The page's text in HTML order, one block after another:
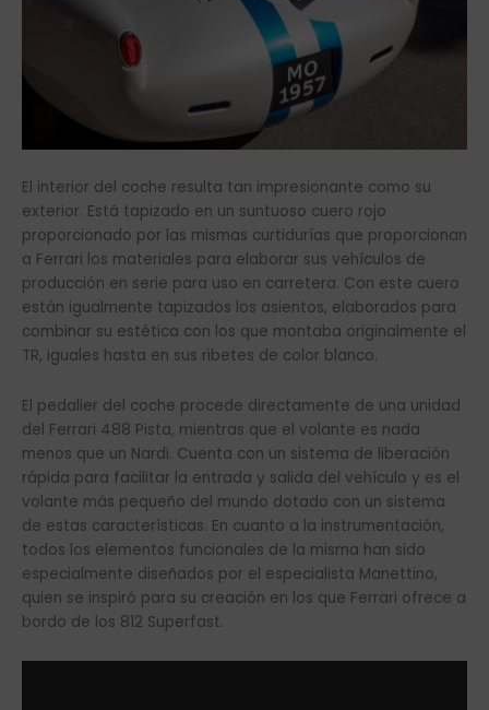
El interior del coche resulta tan impresionante como su
exterior. Está tapizado en un suntuoso cuero rojo
proporcionado por las mismas curtidurías que proporcionan
a Ferrari los materiales para elaborar sus vehículos de
producción en serie para uso en carretera. Con este cuero
están igualmente tapizados los asientos, elaborados para
combinar su estética con los que montaba originalmente el
TR, iguales hasta en sus ribetes de color blanco.
El pedalier del coche procede directamente de una unidad
del Ferrari 488 Pista, mientras que el volante es nada
menos que un Nardi. Cuenta con un sistema de liberación
rápida para facilitar la entrada y salida del vehículo y es el
volante más pequeño del mundo dotado con un sistema
de estas características. En cuanto a la instrumentación,
todos los elementos funcionales de la misma han sido
especialmente diseñados por el especialista Manettino,
quien se inspiró para su creación en los que Ferrari ofrece a
bordo de los 812 Superfast.